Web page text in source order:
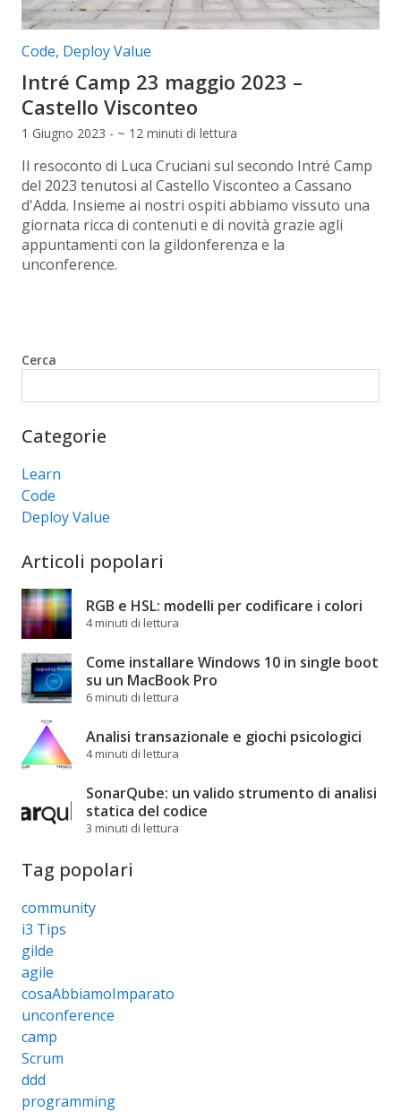
Categorie articolo:
Code, Deploy Value
Intré Camp 23 maggio 2023 –
Castello Visconteo
1 Giugno 2023 - ~ 12 minuti di lettura
Il resoconto di Luca Cruciani sul secondo Intré Camp
del 2023 tenutosi al Castello Visconteo a Cassano
d'Adda. Insieme ai nostri ospiti abbiamo vissuto una
giornata ricca di contenuti e di novità grazie agli
appuntamenti con la gildonferenza e la
unconference.
Cerca
Categorie
Learn
Code
Deploy Value
Articoli popolari
RGB e HSL: modelli per codificare i colori
4 minuti di lettura
Come installare Windows 10 in single boot
su un MacBook Pro
6 minuti di lettura
Analisi transazionale e giochi psicologici
4 minuti di lettura
SonarQube: un valido strumento di analisi
statica del codice
3 minuti di lettura
Tag popolari
community
i3 Tips
gilde
agile
cosaAbbiamoImparato
unconference
camp
Scrum
ddd
programming